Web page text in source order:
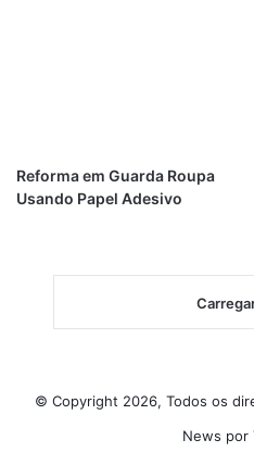
Reforma em Guarda Roupa
Usando Papel Adesivo
© Copyright 2026, Todos os
News por